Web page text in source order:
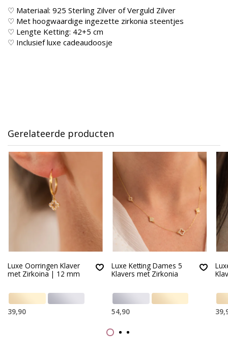
♡ Materiaal: 925 Sterling Zilver of Verguld Zilver
♡ Met hoogwaardige ingezette zirkonia steentjes
♡ Lengte Ketting: 42+5 cm
♡ Inclusief luxe cadeaudoosje
Gerelateerde producten
Luxe Oorringen Klaver
met Zirkoina | 12 mm
39,90
Luxe Ketting Dames 5
Klavers met Zirkonia
54,90